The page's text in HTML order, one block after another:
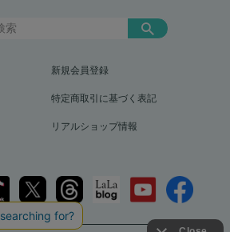
新規会員登録
特定商取引に基づく表記
リアルショップ情報